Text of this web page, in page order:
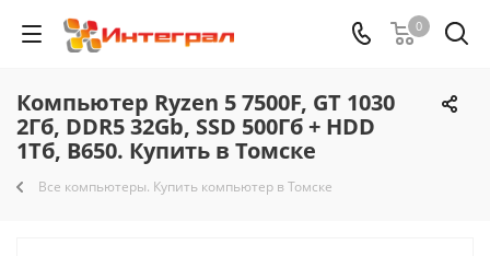
0
Компьютер Ryzen 5 7500F, GT 1030
2Гб, DDR5 32Gb, SSD 500Гб + HDD
1Тб, B650. Купить в Томске
Все компьютеры. Купить компьютер в Томске